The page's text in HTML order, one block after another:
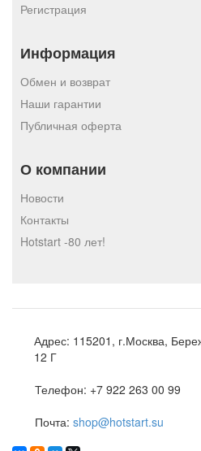
Регистрация
Информация
Обмен и возврат
Наши гарантии
Публичная оферта
О компании
Новости
Контакты
Hotstart -80 лет!
Адрес: 115201, г.Москва,
12 Г
Телефон: +7 922 263 00 99
Почта: shop@hotstart.su